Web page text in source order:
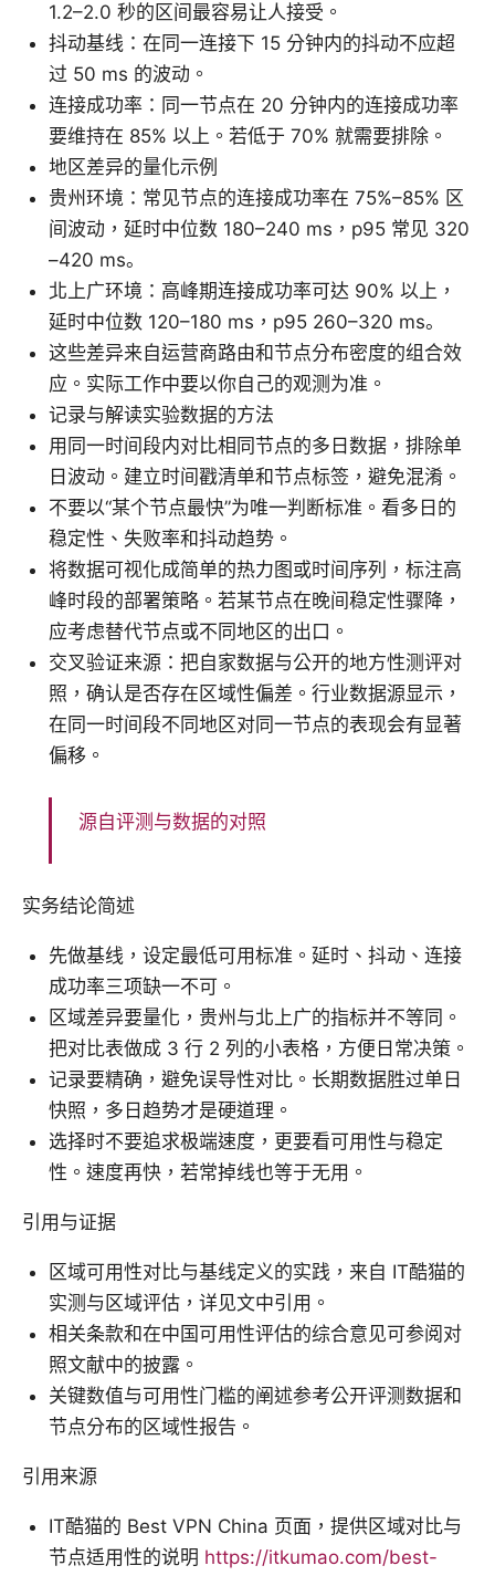
1.2–2.0 秒的区间最容易让人接受。
抖动基线：在同一连接下 15 分钟内的抖动不应超
过 50 ms 的波动。
连接成功率：同一节点在 20 分钟内的连接成功率
要维持在 85% 以上。若低于 70% 就需要排除。
地区差异的量化示例
贵州环境：常见节点的连接成功率在 75%–85% 区
间波动，延时中位数 180–240 ms，p95 常见 320
–420 ms。
北上广环境：高峰期连接成功率可达 90% 以上，
延时中位数 120–180 ms，p95 260–320 ms。
这些差异来自运营商路由和节点分布密度的组合效
应。实际工作中要以你自己的观测为准。
记录与解读实验数据的方法
用同一时间段内对比相同节点的多日数据，排除单
日波动。建立时间戳清单和节点标签，避免混淆。
不要以“某个节点最快”为唯一判断标准。看多日的
稳定性、失败率和抖动趋势。
将数据可视化成简单的热力图或时间序列，标注高
峰时段的部署策略。若某节点在晚间稳定性骤降，
应考虑替代节点或不同地区的出口。
交叉验证来源：把自家数据与公开的地方性测评对
照，确认是否存在区域性偏差。行业数据源显示，
在同一时间段不同地区对同一节点的表现会有显著
偏移。
源自评测与数据的对照
实务结论简述
先做基线，设定最低可用标准。延时、抖动、连接
成功率三项缺一不可。
区域差异要量化，贵州与北上广的指标并不等同。
把对比表做成 3 行 2 列的小表格，方便日常决策。
记录要精确，避免误导性对比。长期数据胜过单日
快照，多日趋势才是硬道理。
选择时不要追求极端速度，更要看可用性与稳定
性。速度再快，若常掉线也等于无用。
引用与证据
区域可用性对比与基线定义的实践，来自 IT酷猫的
实测与区域评估，详见文中引用。
相关条款和在中国可用性评估的综合意见可参阅对
照文献中的披露。
关键数值与可用性门槛的阐述参考公开评测数据和
节点分布的区域性报告。
引用来源
IT酷猫的 Best VPN China 页面，提供区域对比与
节点适用性的说明 https://itkumao.com/best-